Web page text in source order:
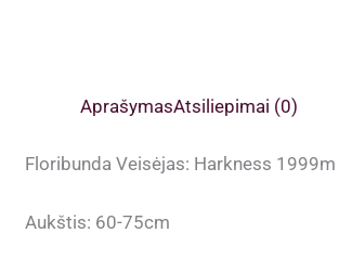
AprašymasAtsiliepimai (0)
Floribunda Veisėjas: Harkness 1999m
Aukštis: 60-75cm